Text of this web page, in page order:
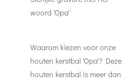
woord 'Opa'
Waarom kiezen voor onze
houten kerstbal 'Opa'? Deze
houten kerstbal is meer dan